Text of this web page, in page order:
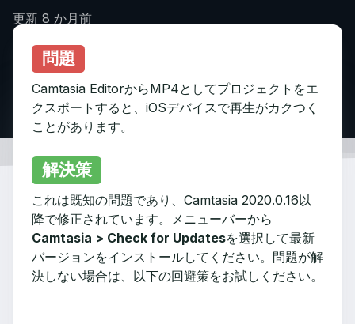
更新 8 か月前
問題
Camtasia EditorからMP4としてプロジェクトをエ
クスポートすると、iOSデバイスで再生がカクつく
ことがあります。
解決策
これは既知の問題であり、Camtasia 2020.0.16以
降で修正されています。メニューバーから
Camtasia > Check for Updatesを選択して最新
バージョンをインストールしてください。問題が解
決しない場合は、以下の回避策をお試しください。